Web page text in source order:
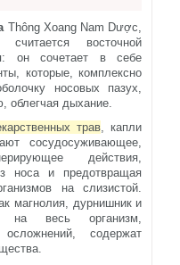
Thông Xoang Nam Dược,
восточной
он сочетает в себе
которые, комплексно
носовых пазух,
облегчая дыхание.
трав, капли
сосудосуживающее,
действия,
носа и предотвращая
на слизистой.
магнолия, дурнишник и
на весь организм,
осложнений, содержат